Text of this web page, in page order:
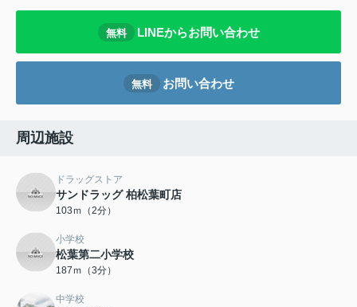
無料 LINEからお問い合わせ
無料 お問い合わせ
周辺施設
ドラッグストア
サンドラッグ 柏松葉町店
103ｍ（2分）
小学校
松葉第二小学校
187ｍ（3分）
中学校